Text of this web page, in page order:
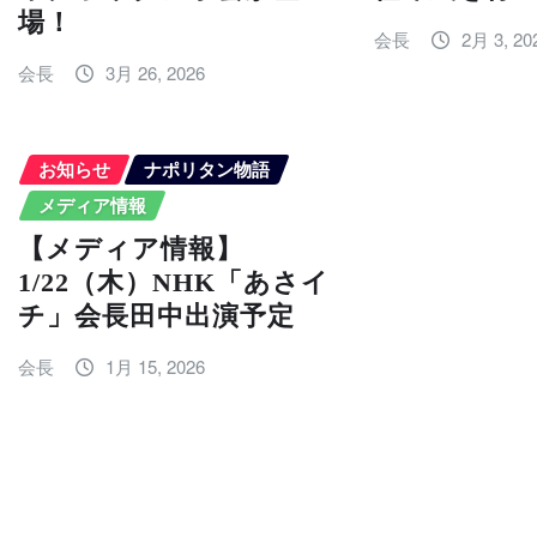
場！
会長 3月 26, 2026
会長 2月 3,
お知らせ
ナポリタン物語
メディア情報
【メディア情報】
1/22（木）NHK「あさイ
チ」会長田中出演予定
会長 1月 15, 2026